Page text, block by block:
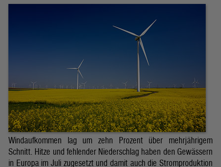
Windaufkommen lag um zehn Prozent über mehrjährigem
Schnitt. Hitze und fehlender Niederschlag haben den Gewässern
in Europa im Juli zugesetzt und damit auch die Stromproduktion